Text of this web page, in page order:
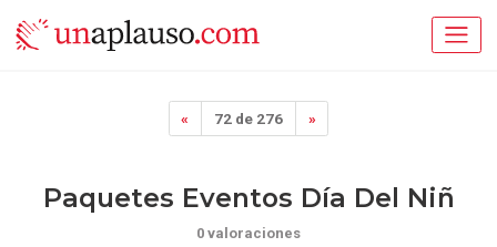
« 72 de 276 »
Paquetes Eventos Día Del Niñ
0 valoraciones